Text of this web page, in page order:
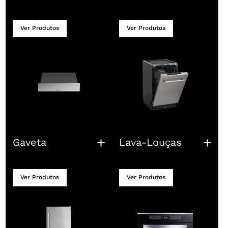
Ver Produtos Ver Produtos
Gaveta
Ver Produtos
Lava-Louças
Ver Produtos